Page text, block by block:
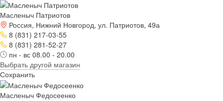
Масленыч Патриотов
Россия, Нижний Новгород, ул. Патриотов, 49а
8 (831) 217-03-55
8 (831) 281-52-27
пн - вс 08.00 - 20.00
Выбрать другой магазин
Сохранить
Масленыч Федосеенко